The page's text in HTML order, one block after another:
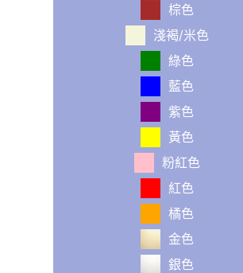
棕色
淺褐/米色
綠色
藍色
紫色
黃色
粉紅色
紅色
橘色
金色
銀色